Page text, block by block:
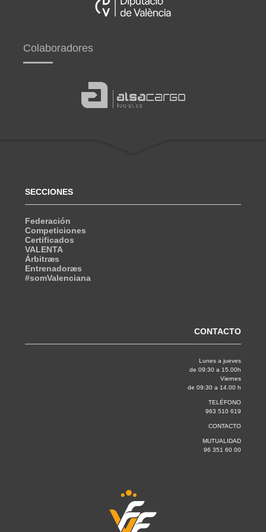
Colaboradores
SECCIONES
Federación
Competiciones
Certificados
VALENTA
Árbitræs
Entrenadoræs
#somValenciana
CONTACTO
Lunes a jueves
de 09:30 a 15.00h
Viernes
de 09:30 a 14.00 h
TELÉFONO
963 510 619
CONTACTO
MUTUALIDAD
96 351 60 00